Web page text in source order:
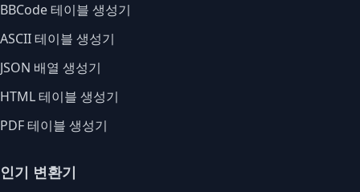
BBCode 테이블 생성기
ASCII 테이블 생성기
JSON 배열 생성기
HTML 테이블 생성기
PDF 테이블 생성기
인기 변환기